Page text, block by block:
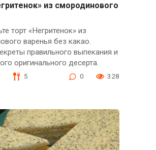
из смородинового
торт «Негритенок» из
варенья без какао.
правильного выпекания и
оригинального десерта.
5 0 328